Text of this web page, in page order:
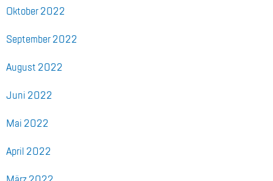
Ok­to­ber 2022
Sep­tem­ber 2022
Au­gust 2022
Juni 2022
Mai 2022
April 2022